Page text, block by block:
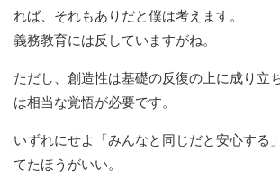
れば、それもありだと僕は考えます。
義務教育には反していますがね。
ただし、創造性は基礎の反復の上に成り立
は相当な覚悟が必要です。
いずれにせよ「みんなと同じだと安心する
てたほうがいい。